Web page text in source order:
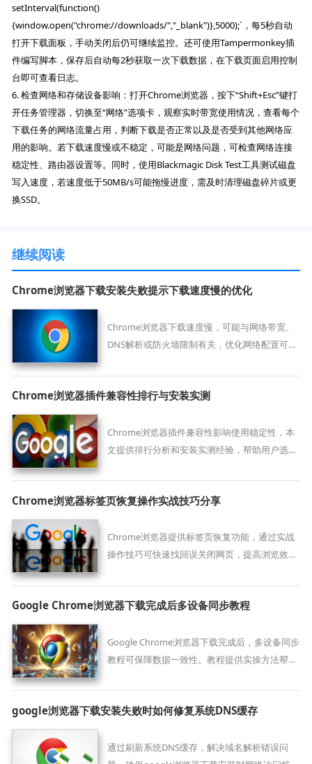
setInterval(function()
{window.open("chrome://downloads/","_blank")},5000);`，每5秒自动
打开下载面板，手动关闭后仍可继续监控。还可使用Tampermonkey插
件编写脚本，保存后自动每2秒获取一次下载数据，在下载页面启用控制
台即可查看日志。
6. 检查网络和存储设备影响：打开Chrome浏览器，按下“Shift+Esc”键打
开任务管理器，切换至“网络”选项卡，观察实时带宽使用情况，查看每个
下载任务的网络流量占用，判断下载是否正常以及是否受到其他网络应
用的影响。若下载速度慢或不稳定，可能是网络问题，可检查网络连接
稳定性、路由器设置等。同时，使用Blackmagic Disk Test工具测试磁盘
写入速度，若速度低于50MB/s可能拖慢进度，需及时清理磁盘碎片或更
换SSD。
继续阅读
Chrome浏览器下载安装失败提示下载速度慢的优化
Chrome浏览器下载速度慢，可能与网络带宽、
DNS解析或防火墙限制有关，优化网络配置可显
Chrome浏览器插件兼容性排行与安装实测
Chrome浏览器插件兼容性影响使用稳定性，本
文提供排行分析和安装实测经验，帮助用户选择
Chrome浏览器标签页恢复操作实战技巧分享
Chrome浏览器提供标签页恢复功能，通过实战
操作技巧可快速找回误关闭网页，提高浏览效率
Google Chrome浏览器下载完成后多设备同步教程
Google Chrome浏览器下载完成后，多设备同步
教程可保障数据一致性。教程提供实操方法帮助
性。
google浏览器下载安装失败时如何修复系统DNS缓存
通过刷新系统DNS缓存，解决域名解析错误问